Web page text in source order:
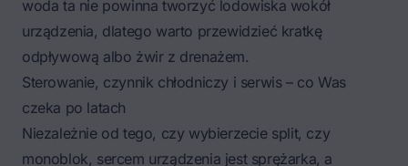
woda ta nie powinna tworzyć lodowiska wokół
urządzenia, dlatego warto przewidzieć kratkę
odpływową albo żwir z drenażem.
Sterowanie, czynnik chłodniczy i serwis – co Was
czeka po latach
Niezależnie od tego, czy wybierzecie split, czy
monoblok, sercem urządzenia jest sprężarka, a